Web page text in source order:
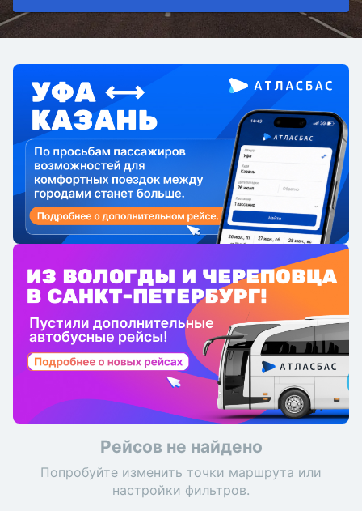
Рейсов не найдено
Попробуйте изменить точки маршрута или
настройки фильтров.